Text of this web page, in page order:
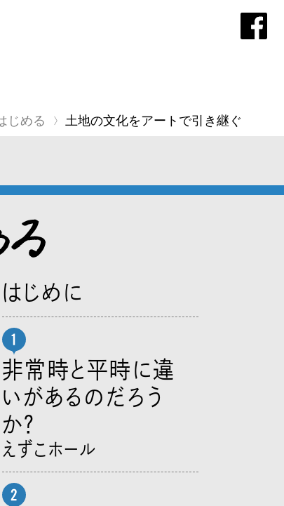
じめる 土地の文化をアートで引き継ぐ
はじめに
非常時と平時に違
いがあるのだろう
か？
えずこホール